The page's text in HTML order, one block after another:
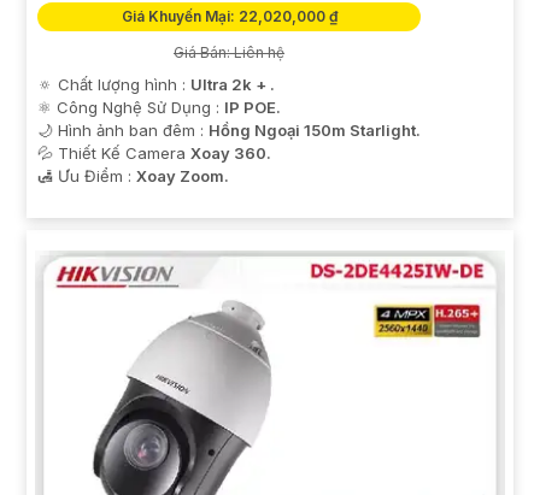
Giá Khuyến Mại: 22,020,000 ₫
Giá Bán: Liên hệ
🔅 Chất lượng hình : Ultra 2k + .
⚛️ Công Nghệ Sử Dụng : IP POE.
🌙 Hình ảnh ban đêm : Hồng Ngoại 150m Starlight.
💦 Thiết Kế Camera Xoay 360.
️🛃 Ưu Điểm : Xoay Zoom.